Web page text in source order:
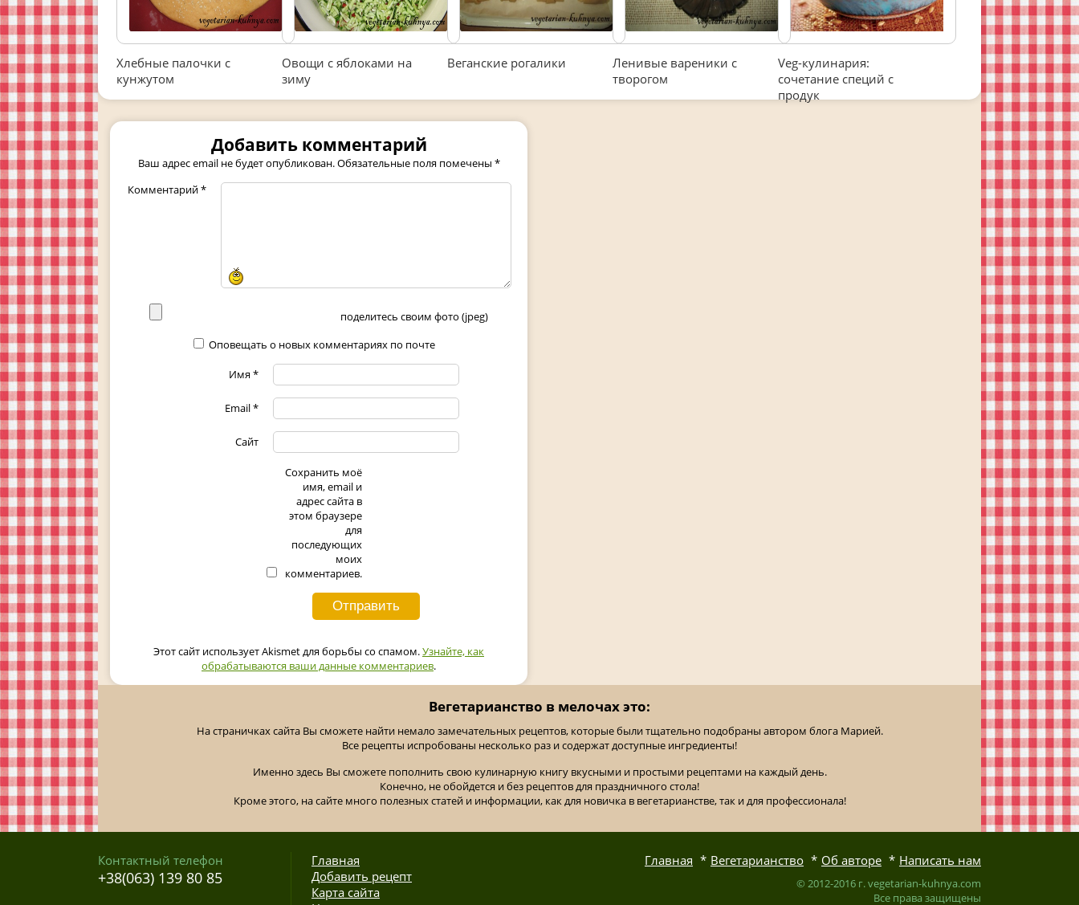
Хлебные палочки с
кунжутом
Овощи с яблоками на
зиму
Веганские рогалики
Ленивые вареники с
творогом
Veg-кулинария:
сочетание специй с
продук
Добавить комментарий
Ваш адрес email не будет опубликован.Обязательные поля помечены *
Комментарий*
поделитесь своим фото (jpeg)
Оповещать о новых комментариях по почте
Имя*
Email*
Сайт
Сохранить моё
имя, email и
адрес сайта в
этом браузере
для
последующих
моих
комментариев.
Этот сайт использует Akismet для борьбы со спамом.Узнайте, как
обрабатываются ваши данные комментариев.
Вегетарианство в мелочах это:
На страничках сайта Вы сможете найти немало замечательных рецептов, которые были тщательно подобраны автором блога Марией.
Все рецепты испробованы несколько раз и содержат доступные ингредиенты!
Именно здесь Вы сможете пополнить свою кулинарную книгу вкусными и простыми рецептами на каждый день.
Конечно, не обойдется и без рецептов для праздничного стола!
Кроме этого, на сайте много полезных статей и информации, как для новичка в вегетарианстве, так и для профессионала!
Контактный телефон
+38(063) 139 80 85
Главная
Добавить рецепт
Карта сайта
Главная Вегетарианство Об авторе Написать нам
© 2012-2016 г. vegetarian-kuhnya.com
Все права защищены